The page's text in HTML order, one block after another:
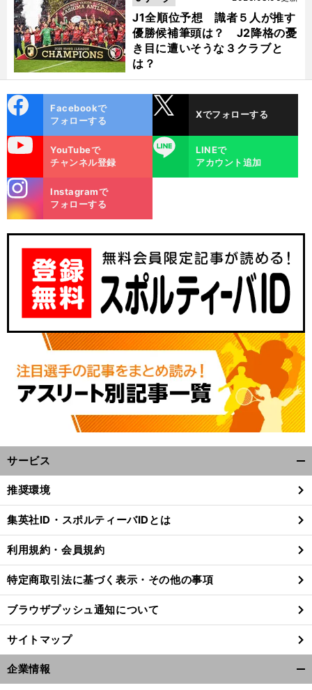
前
J1全順位予想 識者５人が推す
優勝候補筆頭は？ J2降格の憂
き目に遭いそうな３クラブと
は？
ok
Facebookで
フォローする
Xでフォローする
YouTubeで
チャンネル登録
LINE
LINEで
アカウント追加
m
Instagramで
フォローする
サービス
閉
る
推奨環境
集英社ID・スポルティーバIDとは
利用規約・会員規約
特定商取引法に基づく表示・その他の事項
ブラウザプッシュ通知について
サイトマップ
企業情報